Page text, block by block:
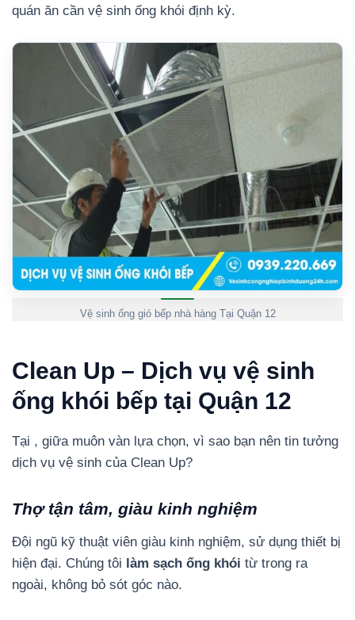
quán ăn cần vệ sinh ống khói định kỳ.
Vệ sinh ống gió bếp nhà hàng Tại Quận 12
Clean Up – Dịch vụ vệ sinh
ống khói bếp tại Quận 12
Tại , giữa muôn vàn lựa chọn, vì sao bạn nên tin tưởng
dịch vụ vệ sinh của Clean Up?
Thợ tận tâm, giàu kinh nghiệm
Đội ngũ kỹ thuật viên giàu kinh nghiệm, sử dụng thiết bị
hiện đại. Chúng tôi làm sạch ống khói từ trong ra
ngoài, không bỏ sót góc nào.